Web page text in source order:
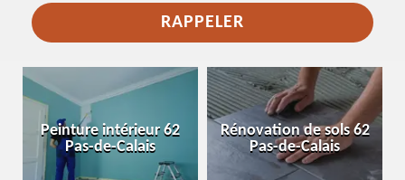
Peinture intérieur 62
Pas-de-Calais
Rénovation de sols 62
Pas-de-Calais